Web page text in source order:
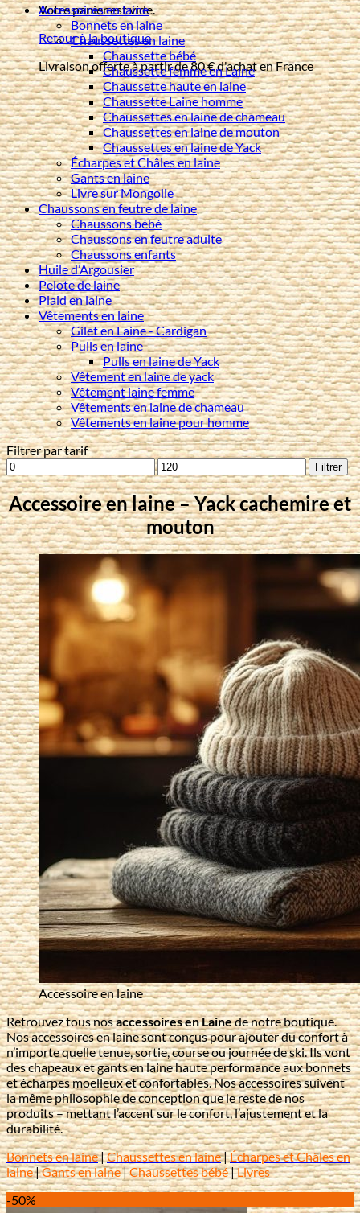
Votre panier est vide.
Retour à la boutique
Livraison offerte à partir de 80 € d'achat en France
Accessoires en laine
Bonnets en laine
Chaussettes en laine
Chaussette bébé
Chaussette femme en Laine
Chaussette haute en laine
Chaussette Laine homme
Chaussettes en laine de chameau
Chaussettes en laine de mouton
Chaussettes en laine de Yack
Écharpes et Châles en laine
Gants en laine
Livre sur Mongolie
Chaussons en feutre de laine
Chaussons bébé
Chaussons en feutre adulte
Chaussons enfants
Huile d’Argousier
Pelote de laine
Plaid en laine
Vêtements en laine
Gilet en Laine - Cardigan
Pulls en laine
Pulls en laine de Yack
Vêtement en laine de yack
Vêtement laine femme
Vêtements en laine de chameau
Vêtements en laine pour homme
Filtrer par tarif
Prix
min
Prix
max
Filtrer
Accessoire en laine – Yack cachemire et
mouton
Accessoire en laine
Retrouvez tous nosaccessoires en Lainede notre boutique.
Nos accessoires en laine sont conçus pour ajouter du confort à
n’importe quelle tenue, sortie, course ou journée de ski. Ils vont
des chapeaux et gants en laine haute performance aux bonnets
et écharpes moelleux et confortables. Nos accessoires suivent
la même philosophie de conception que le reste de nos
produits – mettant l’accent sur le confort, l’ajustement et la
durabilité.
Bonnets en laine|Chaussettes en laine|Écharpes et Châles en
laine|Gants en laine|Chaussettes bébé|Livres
-50%